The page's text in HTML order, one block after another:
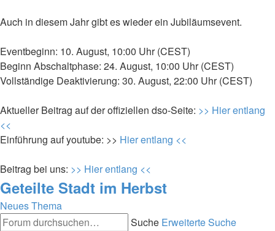
Auch in diesem Jahr gibt es wieder ein Jubiläumsevent.
Eventbeginn: 10. August, 10:00 Uhr (CEST)
Beginn Abschaltphase: 24. August, 10:00 Uhr (CEST)
Vollständige Deaktivierung: 30. August, 22:00 Uhr (CEST)
Aktueller Beitrag auf der offiziellen dso-Seite: >> Hier entlang
<<
Einführung auf youtube: >> Hier entlang <<
Beitrag bei uns: >> Hier entlang <<
Geteilte Stadt im Herbst
Neues Thema
Suche Erweiterte Suche